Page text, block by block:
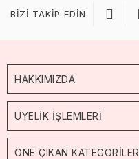
BİZİ TAKİP EDİN
HAKKIMIZDA
ÜYELİK İŞLEMLERİ
ÖNE ÇIKAN KATEGORİLER